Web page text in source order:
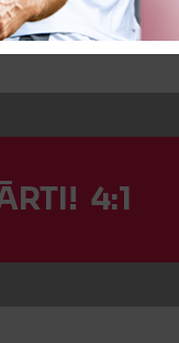
kartīte
4:1